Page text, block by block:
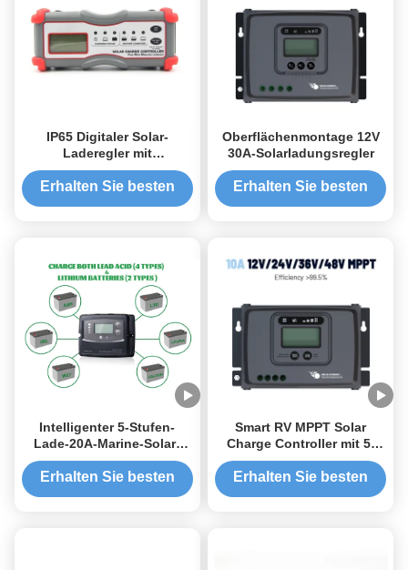
IP65 Digitaler Solar-
Laderegler mit
Magnetbefestigung und
intelligentem Laden für
Erhalten Sie besten
Oberflächenmontage 12V
30A-Solarladungsregler
Erhalten Sie besten
Intelligenter 5-Stufen-
Lade-20A-Marine-Solar-
Laderegler mit 760W max.
PV-Leistung und BMS-
Erhalten Sie besten
Smart RV MPPT Solar
Charge Controller mit 5-
stufiger Ladung 99,5%
Nachverfolgungswirksamkeit
Erhalten Sie besten